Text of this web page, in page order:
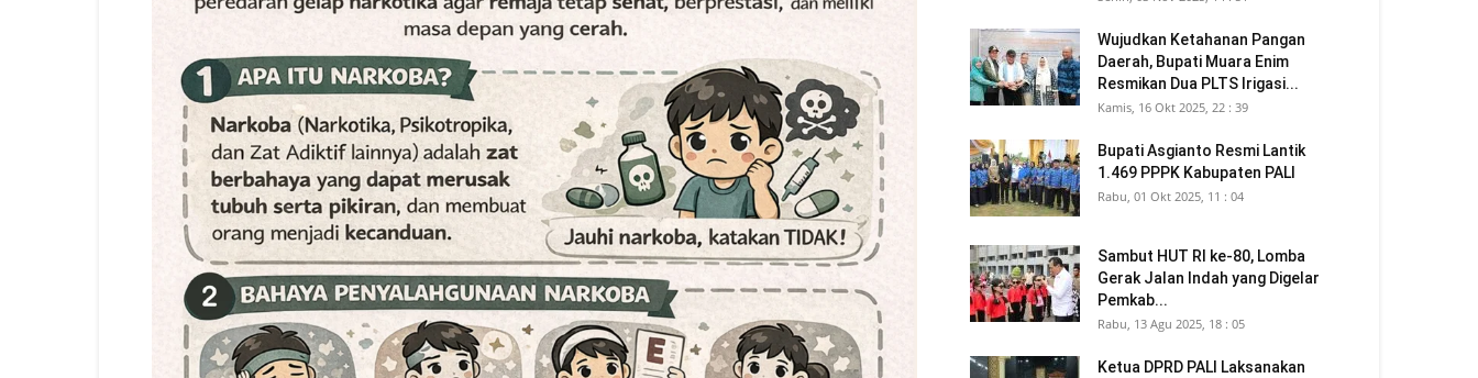
Wujudkan Ketahanan Pangan
Daerah, Bupati Muara Enim
Resmikan Dua PLTS Irigasi...
Kamis, 16 Okt 2025, 22 : 39
Bupati Asgianto Resmi Lantik
1.469 PPPK Kabupaten PALI
Rabu, 01 Okt 2025, 11 : 04
Sambut HUT RI ke-80, Lomba
Gerak Jalan Indah yang Digelar
Pemkab...
Rabu, 13 Agu 2025, 18 : 05
Ketua DPRD PALI Laksanakan